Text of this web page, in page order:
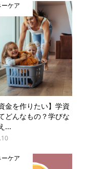
ーケア
金を作りたい】学資
どんなもの？学びな
...
ーケア